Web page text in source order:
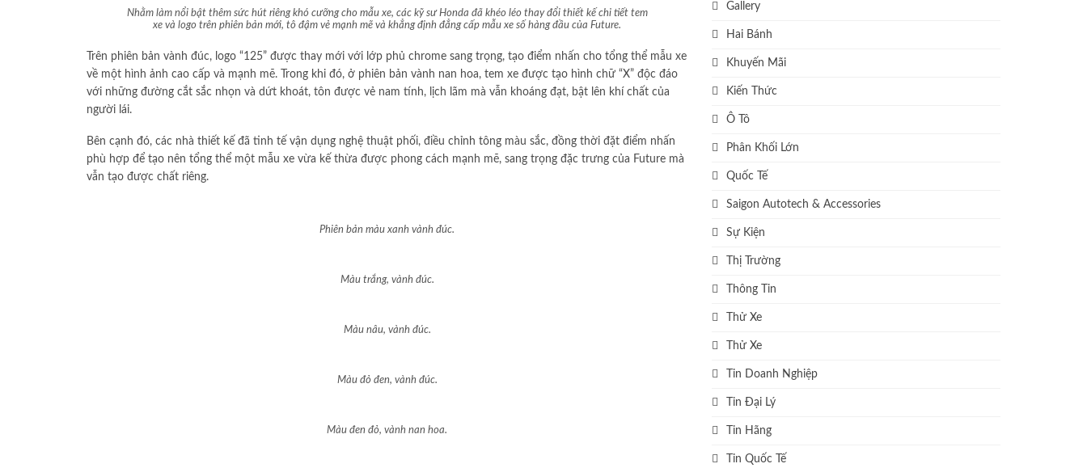
Nhằm làm nổi bật thêm sức hút riêng khó cưỡng cho mẫu xe, các kỹ sư Honda đã khéo léo thay đổi thiết kế chi tiết tem
xe và logo trên phiên bản mới, tô đậm vẻ mạnh mẽ và khẳng định đẳng cấp mẫu xe số hàng đầu của Future.
Trên phiên bản vành đúc, logo “125” được thay mới với lớp phủ chrome sang trọng, tạo điểm nhấn cho tổng thể mẫu xe
về một hình ảnh cao cấp và mạnh mẽ. Trong khi đó, ở phiên bản vành nan hoa, tem xe được tạo hình chữ “X” độc đáo
với những đường cắt sắc nhọn và dứt khoát, tôn được vẻ nam tính, lịch lãm mà vẫn khoáng đạt, bật lên khí chất của
người lái.
Bên cạnh đó, các nhà thiết kế đã tinh tế vận dụng nghệ thuật phối, điều chỉnh tông màu sắc, đồng thời đặt điểm nhấn
phù hợp để tạo nên tổng thể một mẫu xe vừa kế thừa được phong cách mạnh mẽ, sang trọng đặc trưng của Future mà
vẫn tạo được chất riêng.
Phiên bản màu xanh vành đúc.
Màu trắng, vành đúc.
Màu nâu, vành đúc.
Màu đỏ đen, vành đúc.
Màu đen đỏ, vành nan hoa.
Gallery
Hai Bánh
Khuyến Mãi
Kiến Thức
Ô Tô
Phân Khối Lớn
Quốc Tế
Saigon Autotech & Accessories
Sự Kiện
Thị Trường
Thông Tin
Thử Xe
Thử Xe
Tin Doanh Nghiệp
Tin Đại Lý
Tin Hãng
Tin Quốc Tế